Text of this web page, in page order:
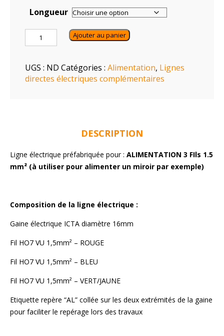
Longueur
Ajouter au panier
UGS : ND Catégories : Alimentation, Lignes
directes électriques complémentaires
DESCRIPTION
Ligne électrique préfabriquée pour : ALIMENTATION 3 FIls 1.5
mm² (à utiliser pour alimenter un miroir par exemple)
Composition de la ligne électrique :
Gaine électrique ICTA diamètre 16mm
Fil HO7 VU 1,5mm² – ROUGE
Fil HO7 VU 1,5mm² – BLEU
Fil HO7 VU 1,5mm² – VERT/JAUNE
Etiquette repère “AL” collée sur les deux extrémités de la gaine
pour faciliter le repérage lors des travaux